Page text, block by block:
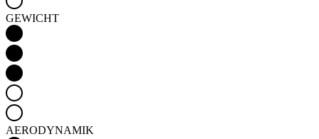
GEWICHT
AERODYNAMIK